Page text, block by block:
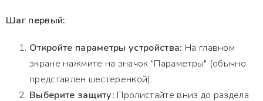
Шаг первый:
Откройте параметры устройства: На главном
экране нажмите на значок "Параметры" (обычно
представлен шестеренкой).
Выберите защиту: Пролистайте вниз до раздела